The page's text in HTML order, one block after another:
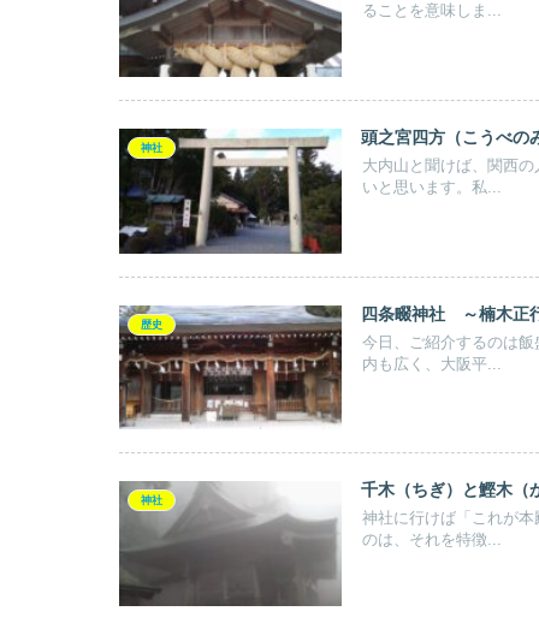
ることを意味しま...
神社
頭之宮四方（こうべ
大内山と聞けば、関西
いと思います。私...
歴史
四条畷神社 ～楠木正
今日、ご紹介するのは
内も広く、大阪平...
神社
千木（ちぎ）と鰹木
神社に行けば「これが
のは、それを特徴...